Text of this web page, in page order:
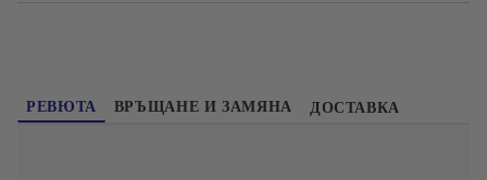
РЕВЮТА ВРЪЩАНЕ И ЗАМЯНА ДОСТАВКА